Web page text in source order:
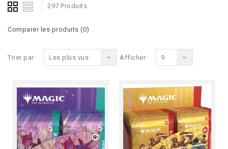
297 Produits
Comparer les produits (0)
Trier par: Les plus vus Afficher: 9